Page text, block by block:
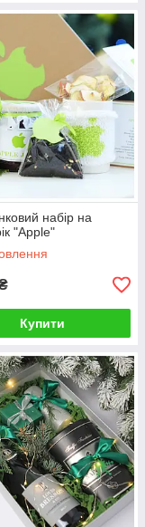
набір на
"Apple"
Купити